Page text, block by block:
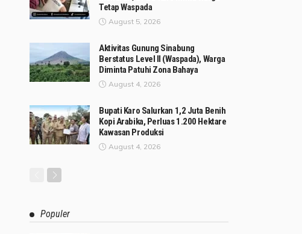
Tetap Waspada
August 5, 2026
Aktivitas Gunung Sinabung
Berstatus Level II (Waspada), Warga
Diminta Patuhi Zona Bahaya
August 4, 2026
Bupati Karo Salurkan 1,2 Juta Benih
Kopi Arabika, Perluas 1.200 Hektare
Kawasan Produksi
August 4, 2026
Populer